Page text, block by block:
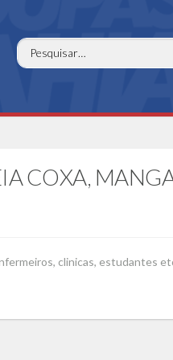
COXA,
clinicas, estudantes